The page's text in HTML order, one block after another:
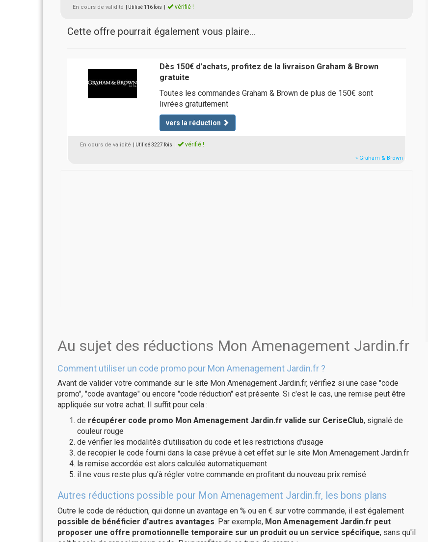
En cours de validité | Utilisé 116 fois vérifié !
Cette offre pourrait également vous plaire...
Dès 150€ d'achats, profitez de la livraison Graham & Brown
gratuite
Toutes les commandes Graham & Brown de plus de 150€ sont
livrées gratuitement
vers la réduction
En cours de validité | Utilisé 3227 fois vérifié !
» Graham & Brown
Au sujet des réductions Mon Amenagement Jardin.fr
Comment utiliser un code promo pour Mon Amenagement Jardin.fr ?
Avant de valider votre commande sur le site Mon Amenagement Jardin.fr, vérifiez si une case "code
promo", "code avantage" ou encore "code réduction" est présente. Si c'est le cas, une remise peut être
appliquée sur votre achat. Il suffit pour cela :
de récupérer code promo Mon Amenagement Jardin.fr valide sur CeriseClub, signalé de
couleur rouge
de vérifier les modalités d'utilisation du code et les restrictions d'usage
de recopier le code fourni dans la case prévue à cet effet sur le site Mon Amenagement Jardin.fr
la remise accordée est alors calculée automatiquement
il ne vous reste plus qu'à régler votre commande en profitant du nouveau prix remisé
Autres réductions possible pour Mon Amenagement Jardin.fr, les bons plans
Outre le code de réduction, qui donne un avantage en % ou en € sur votre commande, il est également
possible de bénéficier d'autres avantages. Par exemple, Mon Amenagement Jardin.fr peut
proposer une offre promotionnelle temporaire sur un produit ou un service spécifique, sans qu'il